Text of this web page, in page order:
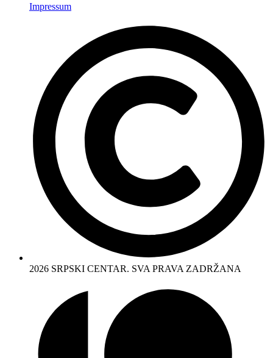
Impressum
2026 SRPSKI CENTAR. SVA PRAVA ZADRŽANA